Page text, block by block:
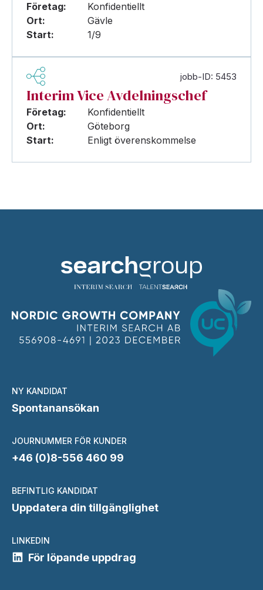
Företag:
Konfidentiellt
Ort:
Gävle
Start:
1/9
jobb-ID: 5453
Interim Vice Avdelningschef
Företag:
Konfidentiellt
Ort:
Göteborg
Start:
Enligt överenskommelse
NY KANDIDAT
Spontanansökan
JOURNUMMER FÖR KUNDER
+46 (0)8-556 460 99
BEFINTLIG KANDIDAT
Uppdatera din tillgänglighet
LINKEDIN
För löpande uppdrag